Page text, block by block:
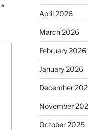
*
April 2026
March 2026
February 2026
January 2026
December
November
October 2025